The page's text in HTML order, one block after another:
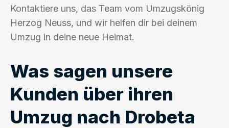
Kontaktiere uns, das Team vom Umzugskönig
Herzog Neuss, und wir helfen dir bei deinem
Umzug in deine neue Heimat.
Was sagen unsere
Kunden über ihren
Umzug nach Drobeta